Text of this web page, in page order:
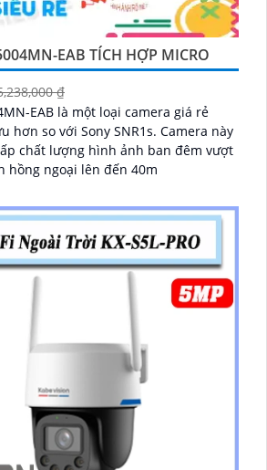
EAB TÍCH HỢP MICRO
₫
EAB là một loại camera giá rẻ
với Sony SNR1s. Camera này
chất lượng hình ảnh ban đêm vượt
hồng ngoại lên đến 40m